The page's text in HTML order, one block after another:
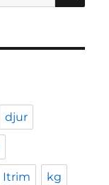
djur
Itrim kg